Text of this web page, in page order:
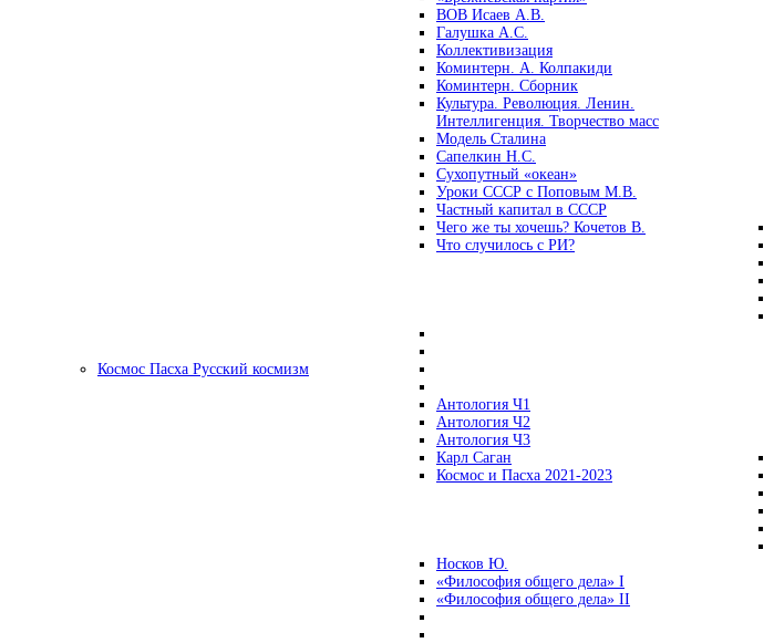
ВОВ Исаев А.В.
Галушка А.С.
Коллективизация
Коминтерн. А. Колпакиди
Коминтерн. Сборник
Культура. Революция. Ленин.
Интеллигенция. Творчество масс
Модель Сталина
Сапелкин Н.С.
Сухопутный «океан»
Уроки СССР с Поповым М.В.
Частный капитал в СССР
Чего же ты хочешь? Кочетов В.
Что случилось с РИ?
Космос Пасха Русский космизм
Антология Ч1
Антология Ч2
Антология Ч3
Карл Саган
Космос и Пасха 2021-2023
Носков Ю.
«Философия общего дела» I
«Философия общего дела» II